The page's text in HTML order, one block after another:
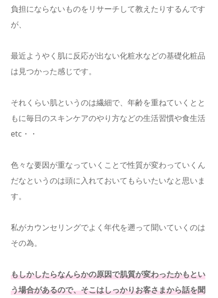
負担にならないものをリサーチして教えたりするんです
が、
最近ようやく肌に反応が出ない化粧水などの基礎化粧品
は見つかった感じです。
それくらい肌というのは繊細で、年齢を重ねていくとと
もに毎日のスキンケアのやり方などの生活習慣や食生活
etc・・
色々な要因が重なっていくことで性質が変わっていくん
だなというのは頭に入れておいてもらいたいなと思いま
す。
私がカウンセリングでよく年代を遡って聞いていくのは
その為。
もしかしたらなんらかの原因で肌質が変わったかもとい
う場合があるので、そこはしっかりお客さまから話を聞